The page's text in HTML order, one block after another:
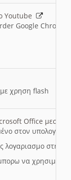
Youtube
Google Chrome
με χρηση flash
Office μεσω
στον
λογαριασμο στη
να